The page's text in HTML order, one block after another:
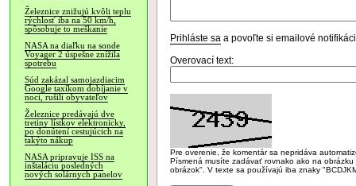
Železnice znižujú kvôli teplu
rýchlosť iba na 50 km/h,
spôsobuje to meškanie
NASA na diaľku na sonde
Voyager 2 úspešne znížila
spotrebu
Súd zakázal samojazdiacim
Google taxíkom dobíjanie v
noci, rušili obyvateľov
Železnice predávajú dve
tretiny lístkov elektronicky,
po donútení cestujúcich na
takýto nákup
NASA pripravuje ISS na
inštaláciu posledných
nových solárnych panelov
Prihláste sa a povoľte si emailové
Overovací text:
Pre overenie, že komentár sa nepridáva
Písmená musíte zadávať rovnako ako na
obrázok". V texte sa používajú iba znaky